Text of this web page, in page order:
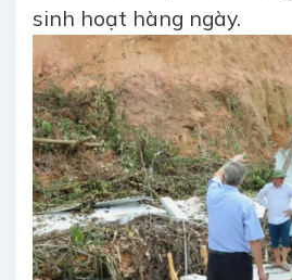
sinh hoạt hàng ngày.